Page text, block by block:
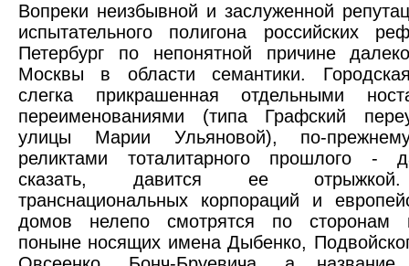
Вопреки неизбывной и заслуженной
испытательного полигона российских
Петербург по непонятной причине
Москвы в области семантики.
слегка прикрашенная отдельными
переименованиями (типа Графский
улицы Марии Ульяновой), по-
реликтами тоталитарного прошлого -
сказать, давится ее
транснациональных корпораций и
домов нелепо смотрятся по сторонам
поныне носящих имена Дыбенко,